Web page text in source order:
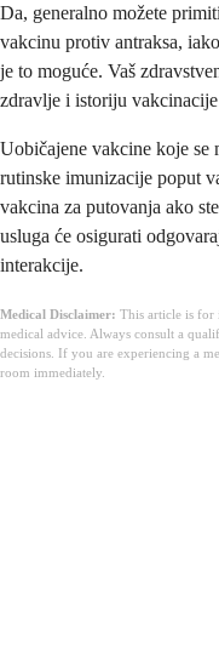
Da, generalno možete
vakcinu protiv antraksa,
je to moguće. Vaš
zdravlje i istoriju
Uobičajene vakcine koje se
rutinske imunizacije poput
vakcina za putovanja ako
usluga će osigurati
interakcije.
Medical Disclaimer: This article is for
medical advice. Always consult a
decisions. If you are experiencing a
room immediately.